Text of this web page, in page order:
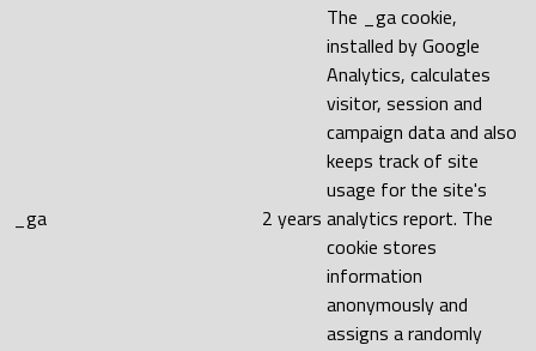
_ga 2 years
The _ga cookie,
installed by Google
Analytics, calculates
visitor, session and
campaign data and also
keeps track of site
usage for the site's
analytics report. The
cookie stores
information
anonymously and
assigns a randomly